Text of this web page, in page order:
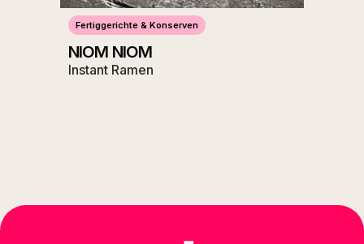
Fertiggerichte & Konserven
NIOM NIOM
Instant Ramen